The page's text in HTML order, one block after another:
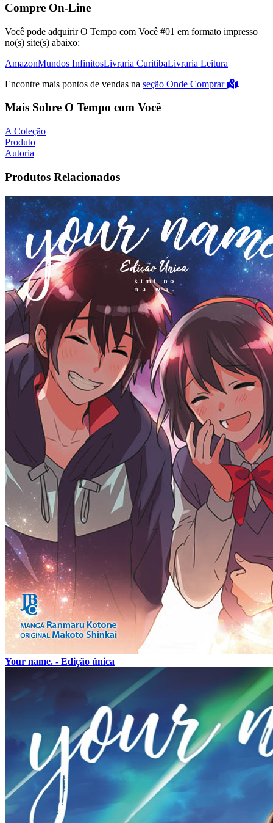
Compre On-Line
Você pode adquirir O Tempo com Você #01 em formato impresso
no(s) site(s) abaixo:
AmazonMundos InfinitosLivraria CuritibaLivraria Leitura
Encontre mais pontos de vendas na seção Onde Comprar .
Mais Sobre O Tempo com Você
A Coleção
Produto
Autoria
Produtos Relacionados
Your name. - Edição única